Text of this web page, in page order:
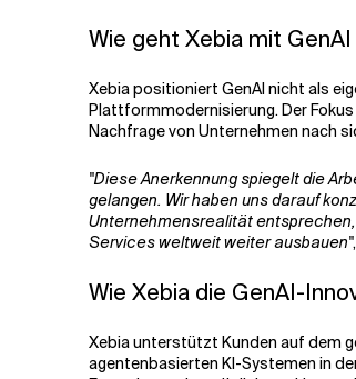
Wie geht Xebia mit
Xebia positioniert GenAI nicht als
Plattformmodernisierung. Der
Nachfrage von Unternehmen nach
"Diese Anerkennung spiegelt die
gelangen. Wir haben uns darauf
Unternehmensrealität
Services weltweit weiter ausbauen"
Wie Xebia die GenAI-
Xebia unterstützt Kunden auf dem
agentenbasierten KI-Systemen in